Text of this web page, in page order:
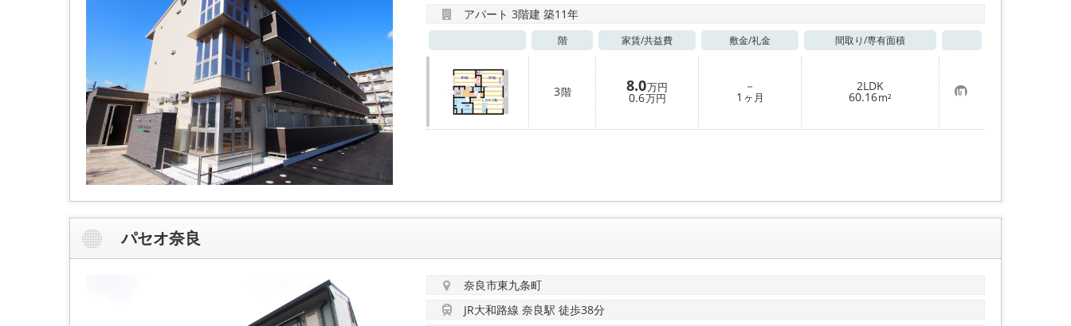
アパート 3階建 築11年
階 家賃/共益費 敷金/礼金 間取り/専有面積
3階 8.0万円
0.6万円
－
1 ヶ月
2LDK
60.16m² お
気
に
入
パセオ奈良
奈良市東九条町
JR大和路線 奈良駅 徒歩38分